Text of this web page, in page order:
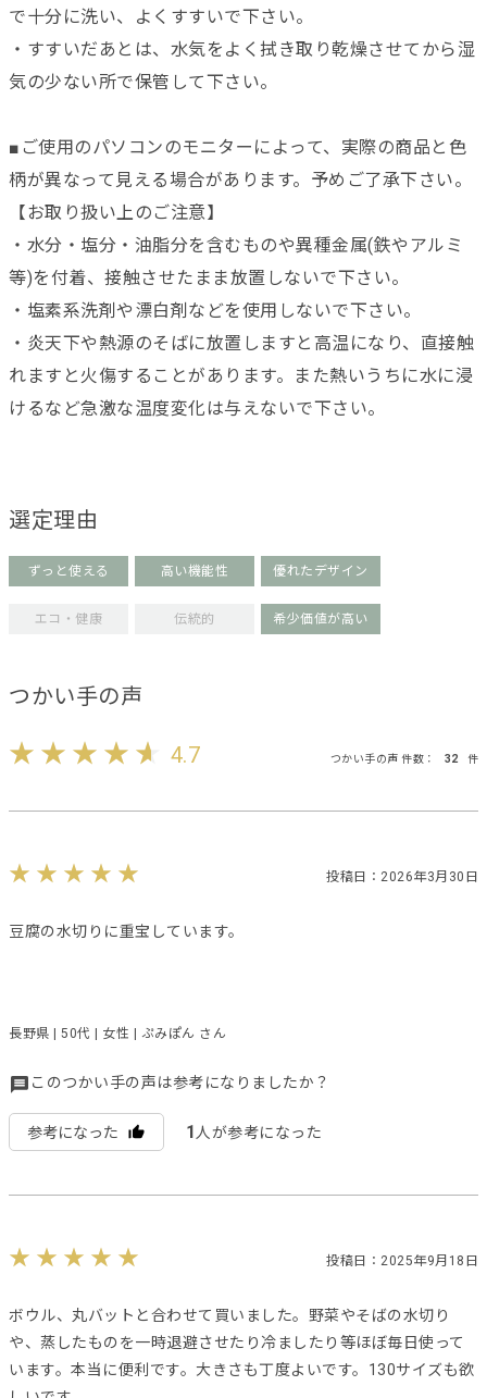
で十分に洗い、よくすすいで下さい。
・すすいだあとは、水気をよく拭き取り乾燥させてから湿
気の少ない所で保管して下さい。
■ご使用のパソコンのモニターによって、実際の商品と色
柄が異なって見える場合があります。予めご了承下さい。
【お取り扱い上のご注意】
・水分・塩分・油脂分を含むものや異種金属(鉄やアルミ
等)を付着、接触させたまま放置しないで下さい。
・塩素系洗剤や漂白剤などを使用しないで下さい。
・炎天下や熱源のそばに放置しますと高温になり、直接触
れますと火傷することがあります。また熱いうちに水に浸
けるなど急激な温度変化は与えないで下さい。
選定理由
ずっと使える 高い機能性 優れたデザイン
エコ・健康 伝統的 希少価値が高い
つかい手の声
4.7 つかい手の声 件数： 32 件
投稿日：2026年3月30日
豆腐の水切りに重宝しています。
長野県 | 50代 | 女性 | ぷみぽん さん
このつかい手の声は参考になりましたか？
参考になった 1 人が参考になった
投稿日：2025年9月18日
ボウル、丸バットと合わせて買いました。野菜やそばの水切り
や、蒸したものを一時退避させたり冷ましたり等ほぼ毎日使って
います。本当に便利です。大きさも丁度よいです。130サイズも欲